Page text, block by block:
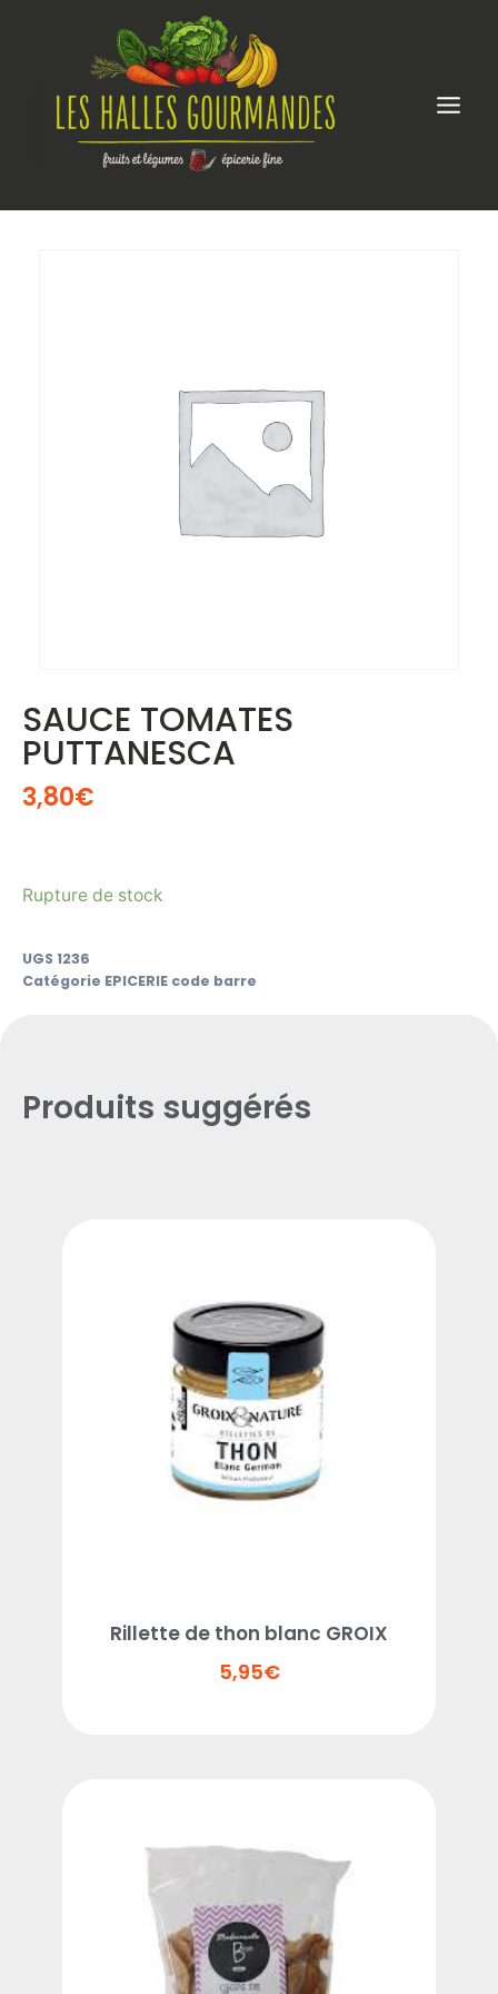
SAUCE TOMATES
PUTTANESCA
3,80€
Rupture de stock
UGS 1236
Catégorie EPICERIE code barre
Produits suggérés
Rillette de thon blanc GROIX
5,95€